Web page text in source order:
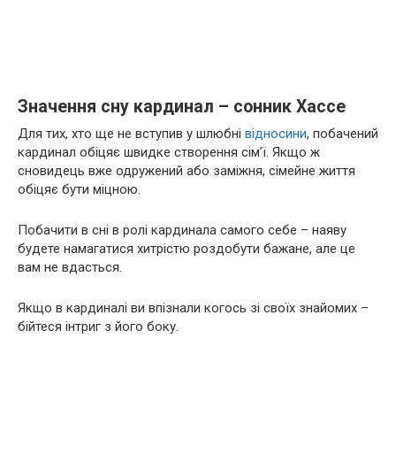
Значення сну кардинал – сонник Хассе
Для тих, хто ще не вступив у шлюбні відносини, побачений
кардинал обіцяє швидке створення сім’ї. Якщо ж
сновидець вже одружений або заміжня, сімейне життя
обіцяє бути міцною.
Побачити в сні в ролі кардинала самого себе – наяву
будете намагатися хитрістю роздобути бажане, але це
вам не вдасться.
Якщо в кардиналі ви впізнали когось зі своїх знайомих –
бійтеся інтриг з його боку.